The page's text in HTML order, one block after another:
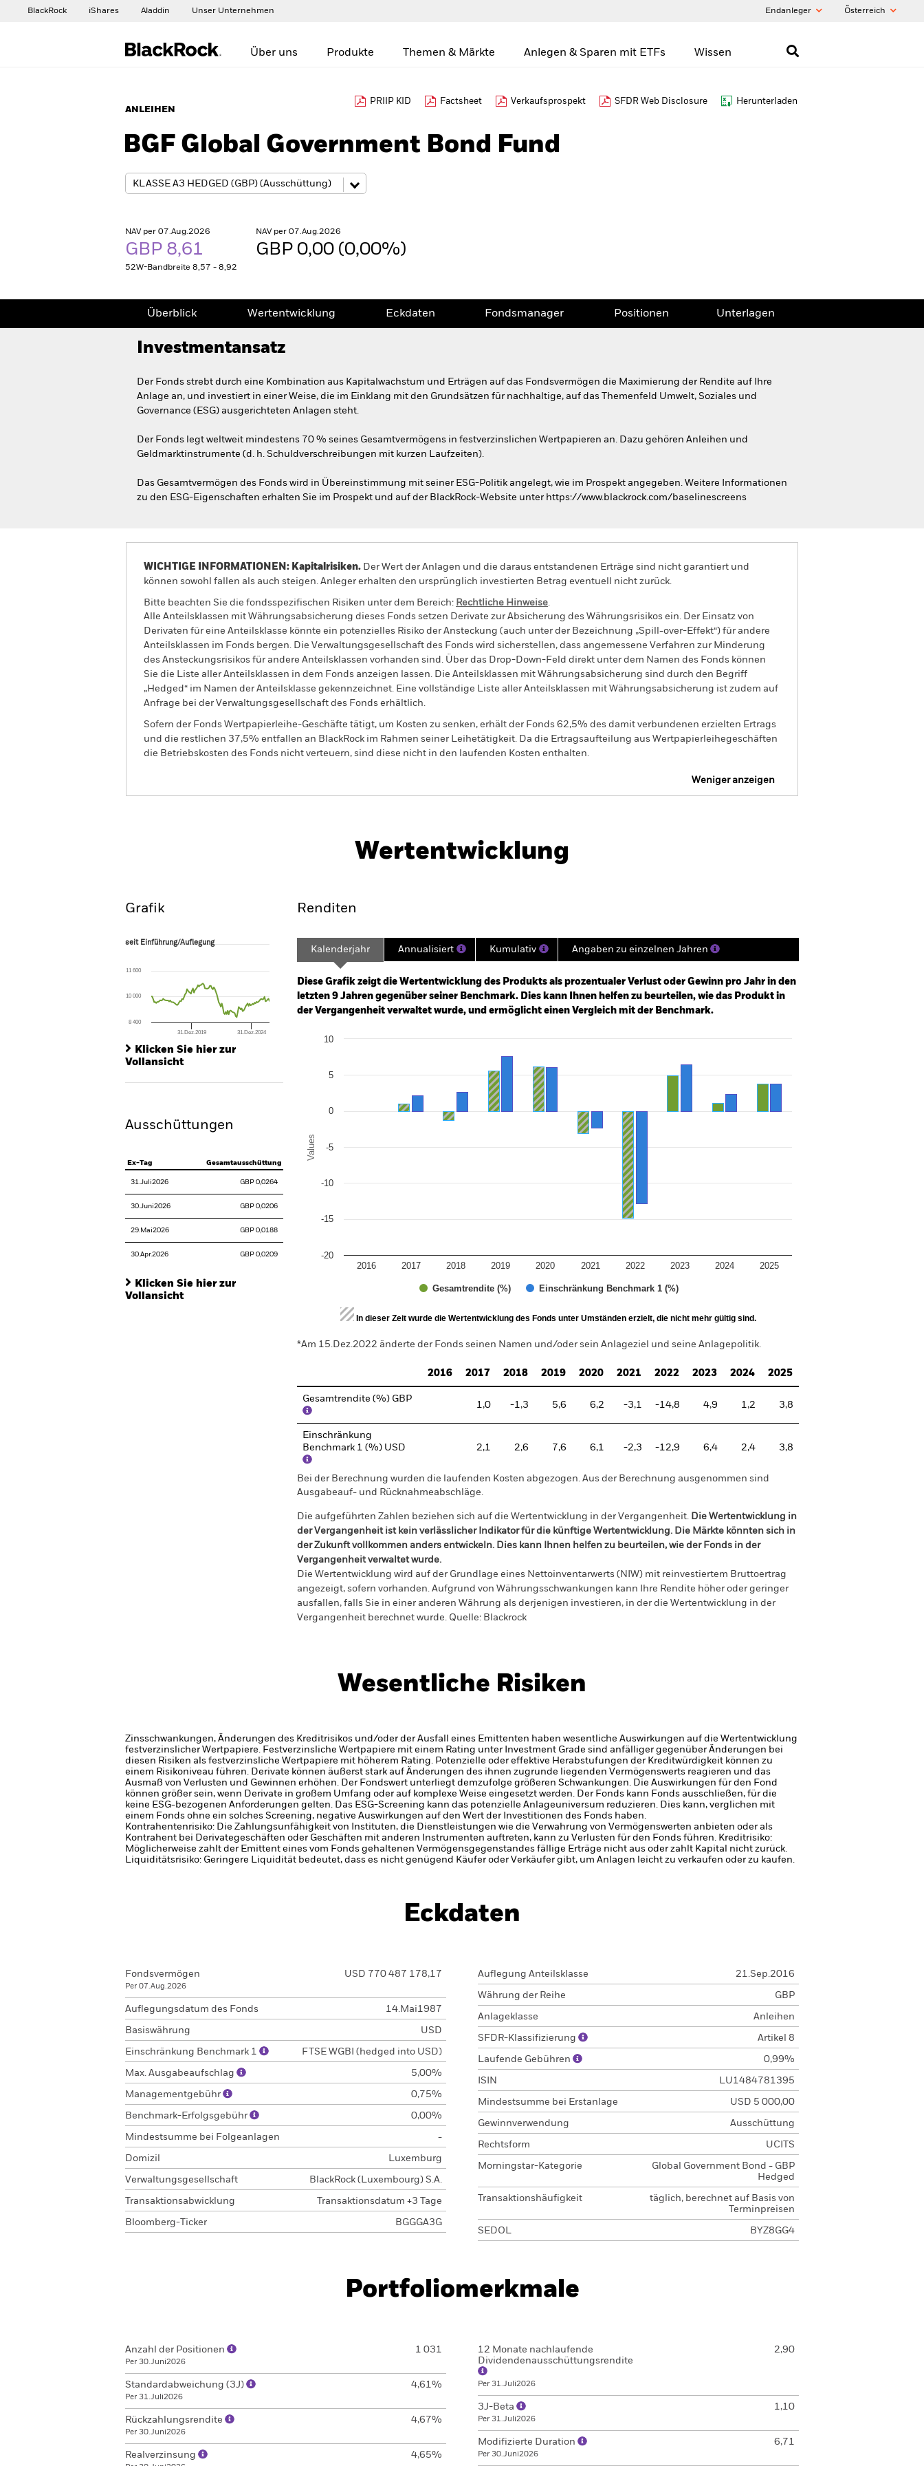
BlackRock iShares Aladdin Unser Unternehmen Endanleger Õsterreich
Über uns Produkte Themen & Märkte Anlegen & Sparen mit ETFs Wissen
ANLEIHEN
PRIIP KID Factsheet Verkaufsprospekt SFDR Web Disclosure Herunterladen
BGF Global Government Bond Fund
NAV per 07.Aug.2026
GBP 8,61
52W-Bandbreite 8,57 - 8,92
NAV per 07.Aug.2026
GBP 0,00 (0,00%)
Überblick Wertentwicklung Eckdaten Fondsmanager Positionen Unterlagen
Investmentansatz
Der Fonds strebt durch eine Kombination aus Kapitalwachstum und Erträgen auf das Fondsvermögen die Maximierung der Rendite auf Ihre
Anlage an, und investiert in einer Weise, die im Einklang mit den Grundsätzen für nachhaltige, auf das Themenfeld Umwelt, Soziales und
Governance (ESG) ausgerichteten Anlagen steht.
Der Fonds legt weltweit mindestens 70 % seines Gesamtvermögens in festverzinslichen Wertpapieren an. Dazu gehören Anleihen und
Geldmarktinstrumente (d. h. Schuldverschreibungen mit kurzen Laufzeiten).
Das Gesamtvermögen des Fonds wird in Übereinstimmung mit seiner ESG-Politik angelegt, wie im Prospekt angegeben. Weitere Informationen
zu den ESG-Eigenschaften erhalten Sie im Prospekt und auf der BlackRock-Website unter https://www.blackrock.com/baselinescreens
WICHTIGE INFORMATIONEN: Kapitalrisiken. Der Wert der Anlagen und die daraus entstandenen Erträge sind nicht garantiert und
können sowohl fallen als auch steigen. Anleger erhalten den ursprünglich investierten Betrag eventuell nicht zurück.
Bitte beachten Sie die fondsspezifischen Risiken unter dem Bereich: Rechtliche Hinweise.
Alle Anteilsklassen mit Währungsabsicherung dieses Fonds setzen Derivate zur Absicherung des Währungsrisikos ein. Der Einsatz von
Derivaten für eine Anteilsklasse könnte ein potenzielles Risiko der Ansteckung (auch unter der Bezeichnung „Spill-over-Effekt“) für andere
Anteilsklassen im Fonds bergen. Die Verwaltungsgesellschaft des Fonds wird sicherstellen, dass angemessene Verfahren zur Minderung
des Ansteckungsrisikos für andere Anteilsklassen vorhanden sind. Über das Drop-Down-Feld direkt unter dem Namen des Fonds können
Sie die Liste aller Anteilsklassen in dem Fonds anzeigen lassen. Die Anteilsklassen mit Währungsabsicherung sind durch den Begriff
„Hedged“ im Namen der Anteilsklasse gekennzeichnet. Eine vollständige Liste aller Anteilsklassen mit Währungsabsicherung ist zudem auf
Anfrage bei der Verwaltungsgesellschaft des Fonds erhältlich.
Sofern der Fonds Wertpapierleihe-Geschäfte tätigt, um Kosten zu senken, erhält der Fonds 62,5% des damit verbundenen erzielten Ertrags
und die restlichen 37,5% entfallen an BlackRock im Rahmen seiner Leihetätigkeit. Da die Ertragsaufteilung aus Wertpapierleihegeschäften
die Betriebskosten des Fonds nicht verteuern, sind diese nicht in den laufenden Kosten enthalten.
Weniger anzeigen
Wertentwicklung
Grafik
seit Einführung/Auflegung
The chart has 1 X axis displaying Time. Range: 2016-08-01 00:00:00 to 2026-07-31 00:00:00.
The chart has 1 Y axis displaying values. Range: -16 to 32.
seit Einführung/Auflegung
31.Dez.2019 31.Dez.2024
8 400
10 000
11 600
Klicken Sie hier zur
Vollansicht
Ausschüttungen
Ex-Tag Gesamtausschüttung
31.Juli2026 GBP 0,0264
30.Juni2026 GBP 0,0206
29.Mai2026 GBP 0,0188
30.Apr.2026 GBP 0,0209
Klicken Sie hier zur
Vollansicht
Renditen
Kalenderjahr Annualisiert Kumulativ Angaben zu einzelnen Jahren
Diese Grafik zeigt die Wertentwicklung des Produkts als prozentualer Verlust oder Gewinn pro Jahr in den
letzten 9 Jahren gegenüber seiner Benchmark. Dies kann Ihnen helfen zu beurteilen, wie das Produkt in
der Vergangenheit verwaltet wurde, und ermöglicht einen Vergleich mit der Benchmark.
Bar chart with 2 data series.
The chart has 1 Y axis displaying Values. Range: -20 to 10.
Values
Gesamtrendite (%) Einschränkung Benchmark 1 (%)
2016 2017 2018 2019 2020 2021 2022 2023 2024 2025
-20
-15
-10
-5
0
5
10
End of interactive chart.
In dieser Zeit wurde die Wertentwicklung des Fonds unter Umständen erzielt, die nicht mehr gültig sind.
*Am 15.Dez.2022 änderte der Fonds seinen Namen und/oder sein Anlageziel und seine Anlagepolitik.
2016 2017 2018 2019 2020 2021 2022 2023 2024 2025
Gesamtrendite (%) GBP
1,0 -1,3 5,6 6,2 -3,1 -14,8 4,9 1,2 3,8
Einschränkung
Benchmark 1 (%) USD
2,1 2,6 7,6 6,1 -2,3 -12,9 6,4 2,4 3,8
Bei der Berechnung wurden die laufenden Kosten abgezogen. Aus der Berechnung ausgenommen sind
Ausgabeauf- und Rücknahmeabschläge.
Die aufgeführten Zahlen beziehen sich auf die Wertentwicklung in der Vergangenheit. Die Wertentwicklung in
der Vergangenheit ist kein verlässlicher Indikator für die künftige Wertentwicklung. Die Märkte könnten sich in
der Zukunft vollkommen anders entwickeln. Dies kann Ihnen helfen zu beurteilen, wie der Fonds in der
Vergangenheit verwaltet wurde.
Die Wertentwicklung wird auf der Grundlage eines Nettoinventarwerts (NIW) mit reinvestiertem Bruttoertrag
angezeigt, sofern vorhanden. Aufgrund von Währungsschwankungen kann Ihre Rendite höher oder geringer
ausfallen, falls Sie in einer anderen Währung als derjenigen investieren, in der die Wertentwicklung in der
Vergangenheit berechnet wurde. Quelle: Blackrock
Wesentliche Risiken
Zinsschwankungen, Änderungen des Kreditrisikos und/oder der Ausfall eines Emittenten haben wesentliche Auswirkungen auf die Wertentwicklung
festverzinslicher Wertpapiere. Festverzinsliche Wertpapiere mit einem Rating unter Investment Grade sind anfälliger gegenüber Änderungen bei
diesen Risiken als festverzinsliche Wertpapiere mit höherem Rating. Potenzielle oder effektive Herabstufungen der Kreditwürdigkeit können zu
einem Risikoniveau führen. Derivate können äußerst stark auf Änderungen des ihnen zugrunde liegenden Vermögenswerts reagieren und das
Ausmaß von Verlusten und Gewinnen erhöhen. Der Fondswert unterliegt demzufolge größeren Schwankungen. Die Auswirkungen für den Fond
können größer sein, wenn Derivate in großem Umfang oder auf komplexe Weise eingesetzt werden. Der Fonds kann Fonds ausschließen, für die
keine ESG-bezogenen Anforderungen gelten. Das ESG-Screening kann das potenzielle Anlageuniversum reduzieren. Dies kann, verglichen mit
einem Fonds ohne ein solches Screening, negative Auswirkungen auf den Wert der Investitionen des Fonds haben.
Kontrahentenrisiko: Die Zahlungsunfähigkeit von Instituten, die Dienstleistungen wie die Verwahrung von Vermögenswerten anbieten oder als
Kontrahent bei Derivategeschäften oder Geschäften mit anderen Instrumenten auftreten, kann zu Verlusten für den Fonds führen. Kreditrisiko:
Möglicherweise zahlt der Emittent eines vom Fonds gehaltenen Vermögensgegenstandes fällige Erträge nicht aus oder zahlt Kapital nicht zurück.
Liquiditätsrisiko: Geringere Liquidität bedeutet, dass es nicht genügend Käufer oder Verkäufer gibt, um Anlagen leicht zu verkaufen oder zu kaufen.
Eckdaten
Fondsvermögen
Per 07.Aug.2026
USD 770 487 178,17
Auflegungsdatum des Fonds 14.Mai1987
Basiswährung USD
Einschränkung Benchmark 1 FTSE WGBI (hedged into USD)
Max. Ausgabeaufschlag 5,00%
Managementgebühr 0,75%
Benchmark-Erfolgsgebühr 0,00%
Mindestsumme bei Folgeanlagen -
Domizil Luxemburg
Verwaltungsgesellschaft BlackRock (Luxembourg) S.A.
Transaktionsabwicklung Transaktionsdatum +3 Tage
Bloomberg-Ticker BGGGA3G
Auflegung Anteilsklasse 21.Sep.2016
Währung der Reihe GBP
Anlageklasse Anleihen
SFDR-Klassifizierung Artikel 8
Laufende Gebühren 0,99%
ISIN LU1484781395
Mindestsumme bei Erstanlage USD 5 000,00
Gewinnverwendung Ausschüttung
Rechtsform UCITS
Morningstar-Kategorie
Global Government Bond - GBP
Hedged
Transaktionshäufigkeit
täglich, berechnet auf Basis von
Terminpreisen
SEDOL BYZ8GG4
Portfoliomerkmale
Anzahl der Positionen
Per 30.Juni2026
1 031
Standardabweichung (3J)
Per 31.Juli2026
4,61%
Rückzahlungsrendite
Per 30.Juni2026
4,67%
Realverzinsung 4,65%
12 Monate nachlaufende
Dividendenausschüttungsrendite
Per 31.Juli2026
2,90
3J-Beta
Per 31.Juli2026
1,10
Modifizierte Duration
Per 30.Juni2026
6,71